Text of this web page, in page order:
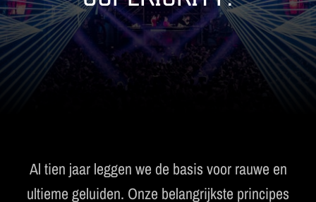
MERCHANDISE
MUSIC
Al tien jaar leggen we de basis voor rauwe en
ultieme geluiden. Onze belangrijkste principes